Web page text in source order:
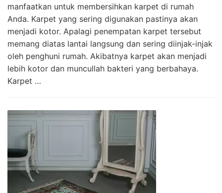
manfaatkan untuk membersihkan karpet di rumah
Anda. Karpet yang sering digunakan pastinya akan
menjadi kotor. Apalagi penempatan karpet tersebut
memang diatas lantai langsung dan sering diinjak-injak
oleh penghuni rumah. Akibatnya karpet akan menjadi
lebih kotor dan muncullah bakteri yang berbahaya.
Karpet …